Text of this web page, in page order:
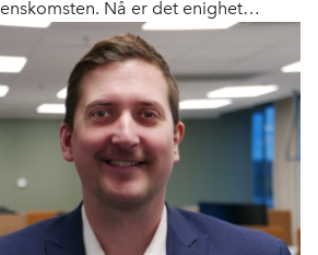
Nå er det enighet